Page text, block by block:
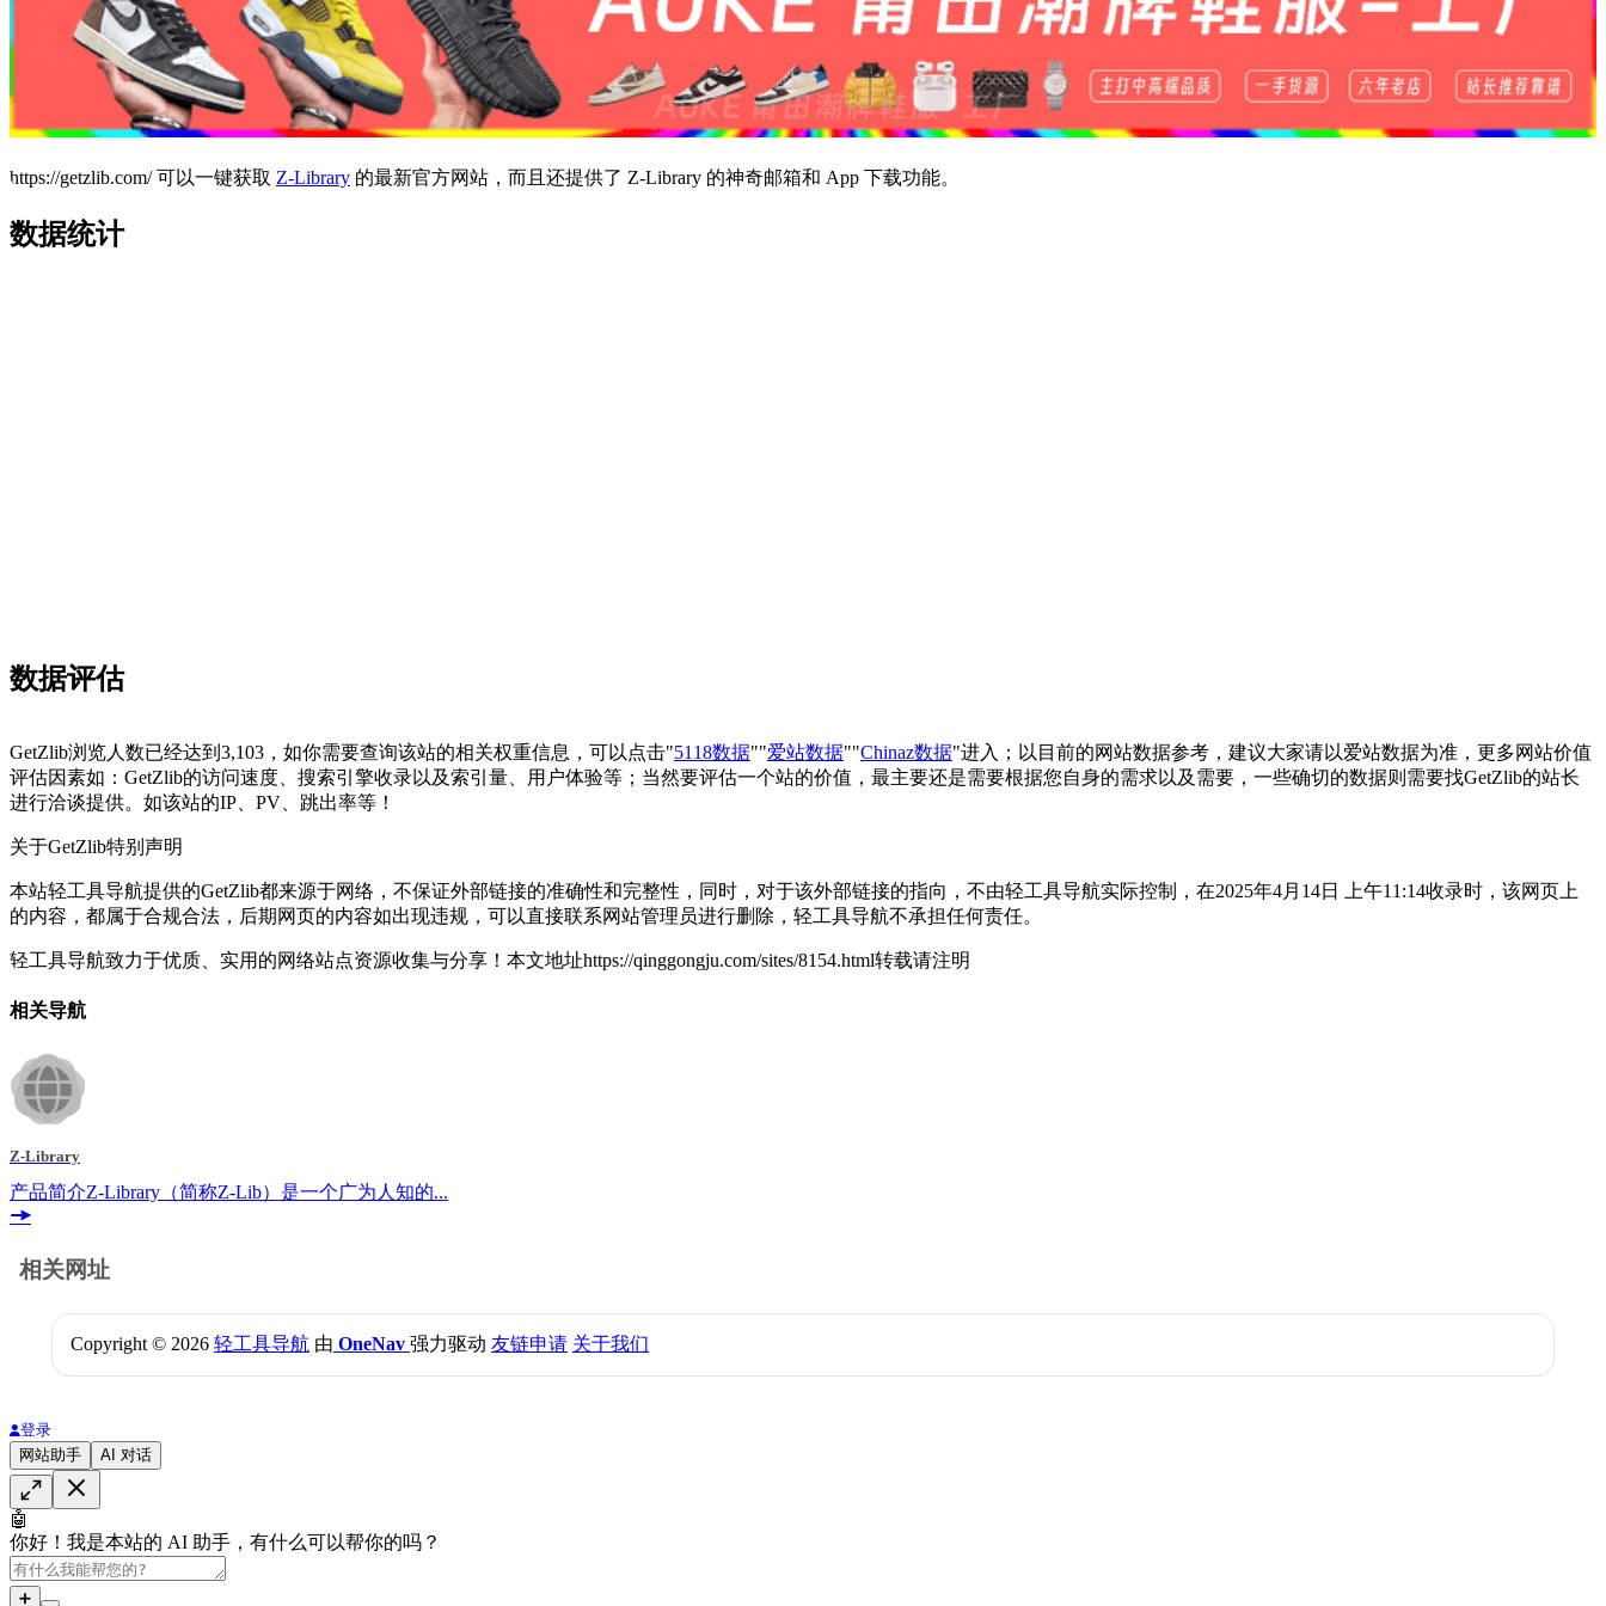
https://getzlib.com/ 可以一键获取 Z-Library 的最新官方网站，而且还提供了 Z-Library 的神奇邮箱和 App 下载功能。
数据统计
数据评估
GetZlib浏览人数已经达到3,103，如你需要查询该站的相关权重信息，可以点击"5118数据""爱站数据""Chinaz数据"进入；以目前的网站数据参考，建议大家请以爱站数据为准，更多网站价值
评估因素如：GetZlib的访问速度、搜索引擎收录以及索引量、用户体验等；当然要评估一个站的价值，最主要还是需要根据您自身的需求以及需要，一些确切的数据则需要找GetZlib的站长
进行洽谈提供。如该站的IP、PV、跳出率等！
关于GetZlib特别声明
本站轻工具导航提供的GetZlib都来源于网络，不保证外部链接的准确性和完整性，同时，对于该外部链接的指向，不由轻工具导航实际控制，在2025年4月14日 上午11:14收录时，该网页上
的内容，都属于合规合法，后期网页的内容如出现违规，可以直接联系网站管理员进行删除，轻工具导航不承担任何责任。
轻工具导航致力于优质、实用的网络站点资源收集与分享！ 本文地址https://qinggongju.com/sites/8154.html转载请注明
相关导航
Z-Library
产品简介Z-Library（简称Z-Lib）是一个广为人知的...
相关网址
Copyright © 2026 轻工具导航 由 OneNav 强力驱动 友链申请 关于我们
登录
网站助手
AI 对话
🤖
你好！我是本站的 AI 助手，有什么可以帮你的吗？
➕